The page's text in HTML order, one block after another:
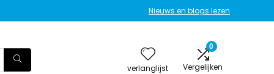
Nieuws en blogs lezen
verlanglijst
0
Vergelijken